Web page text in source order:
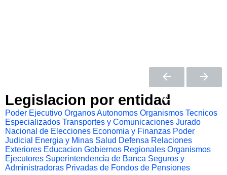
Legislacion por entidad
Poder Ejecutivo Organos Autonomos Organismos Tecnicos
Especializados Transportes y Comunicaciones Jurado
Nacional de Elecciones Economia y Finanzas Poder
Judicial
Energia y Minas Salud Defensa Relaciones
Exteriores Educacion Gobiernos Regionales Organismos
Ejecutores Superintendencia de Banca Seguros y
Administradoras Privadas de Fondos de Pensiones